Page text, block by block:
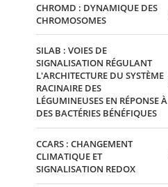
CHROMD : DYNAMIQUE DES
CHROMOSOMES
SILAB : VOIES DE
SIGNALISATION RÉGULANT
L'ARCHITECTURE DU SYSTÈME
RACINAIRE DES
LÉGUMINEUSES EN RÉPONSE À
DES BACTÉRIES BÉNÉFIQUES
CCARS : CHANGEMENT
CLIMATIQUE ET
SIGNALISATION REDOX